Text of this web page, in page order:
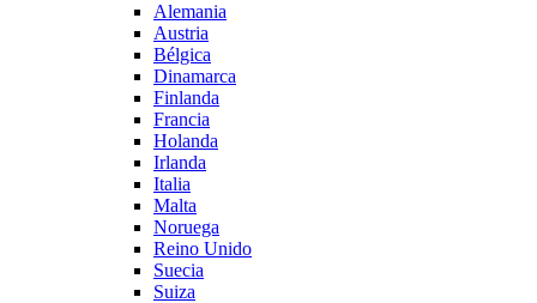
Alemania
Austria
Bélgica
Dinamarca
Finlanda
Francia
Holanda
Irlanda
Italia
Malta
Noruega
Reino Unido
Suecia
Suiza